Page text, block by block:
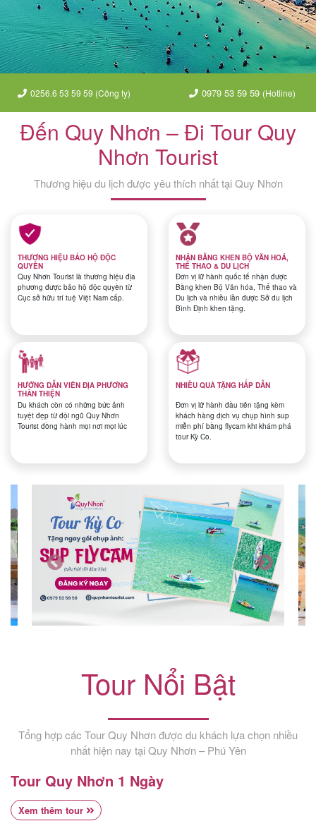
Tour
nước
Lịch
khởi
Tin
du
lịch
Nhơn
Tourist
Cảm
nhận
Liên
0256.6 53 59 59 (Công ty) 0979 53 59 59 (Hotline)
Đến Quy Nhơn – Đi Tour Quy
Nhơn Tourist
Thương hiệu du lịch được yêu thích nhất tại Quy Nhơn
THƯƠNG HIỆU BẢO HỘ ĐỘC
QUYỀN
Quy Nhơn Tourist là thương hiệu địa
phương được bảo hộ độc quyền từ
Cục sở hữu trí tuệ Việt Nam cấp.
NHẬN BẰNG KHEN BỘ VĂN HOÁ,
THỂ THAO & DU LỊCH
Đơn vị lữ hành quốc tế nhận được
Bằng khen Bộ Văn hóa, Thể thao và
Du lịch và nhiều lần được Sở du lịch
Bình Định khen tặng.
HƯỚNG DẪN VIÊN ĐỊA PHƯƠNG
THÂN THIỆN
Du khách còn có những bức ảnh
tuyệt đẹp từ đội ngũ Quy Nhơn
Tourist đồng hành mọi nơi mọi lúc
NHIỀU QUÀ TẶNG HẤP DẪN
Đơn vị lữ hành đầu tiên tặng kèm
khách hàng dịch vụ chụp hình sup
miễn phí bằng flycam khi khám phá
tour Kỳ Co.
Tour Nổi Bật
Tổng hợp các Tour Quy Nhơn được du khách lựa chọn nhiều
nhất hiện nay tại Quy Nhơn – Phú Yên
Tour Quy Nhơn 1 Ngày
Xem thêm tour